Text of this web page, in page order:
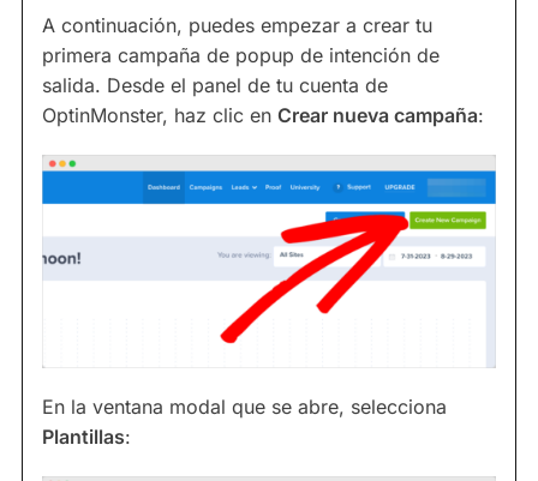
A continuación, puedes empezar a crear tu
primera campaña de popup de intención de
salida. Desde el panel de tu cuenta de
OptinMonster, haz clic en Crear nueva campaña:
En la ventana modal que se abre, selecciona
Plantillas: